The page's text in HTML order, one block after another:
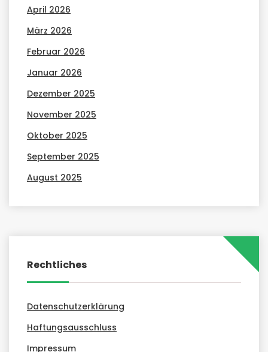
April 2026
März 2026
Februar 2026
Januar 2026
Dezember 2025
November 2025
Oktober 2025
September 2025
August 2025
Rechtliches
Datenschutzerklärung
Haftungsausschluss
Impressum